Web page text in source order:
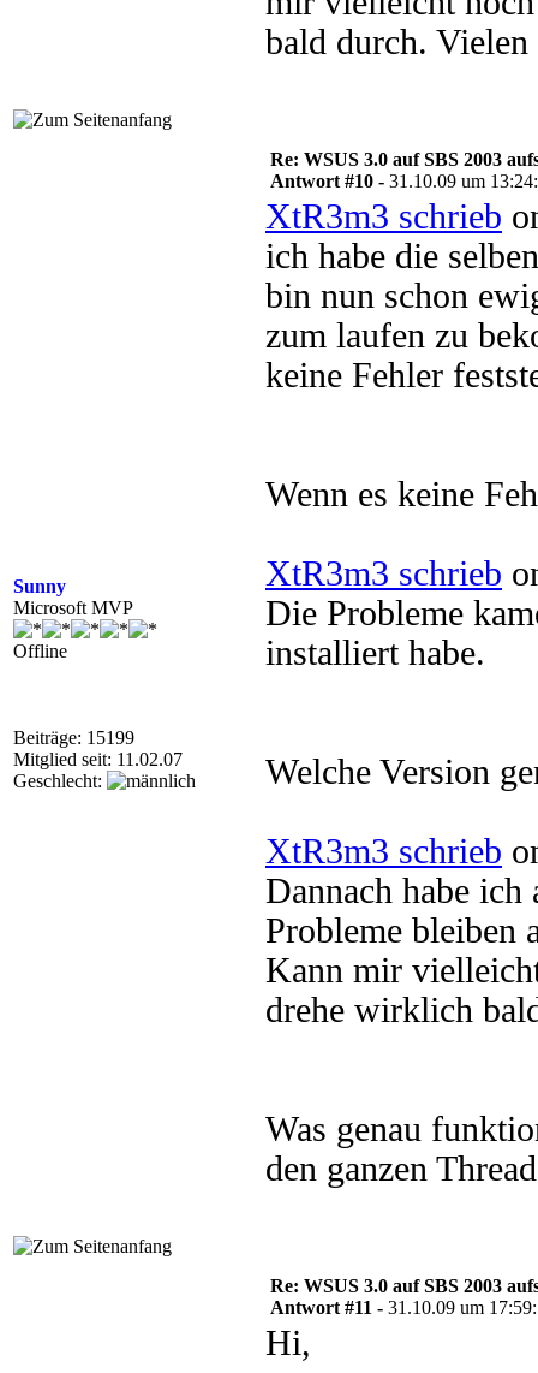
bald durch.
Sunny
Microsoft MVP
Offline
Beiträge: 15199
Mitglied seit: 11.02.07
Geschlecht:
Re: WSUS 3.0 auf SBS 2003
Antwort #10 - 31.10.09 um
XtR3m3 schrieb
ich habe die
bin nun schon
zum laufen zu
keine Fehler
Wenn es keine
XtR3m3 schrieb
Die Probleme
installiert habe.
Welche Version
XtR3m3 schrieb
Dannach habe
Probleme bleiben
Kann mir
drehe wirklich
Was genau
den ganzen
Re: WSUS 3.0 auf SBS 2003
Antwort #11 - 31.10.09 um
Hi,